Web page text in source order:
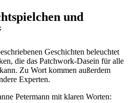
und
Geschichten beleuchtet
die das Patchwork-Dasein für alle
Zu Wort kommen außerdem
Experten.
Petermann mit klaren Worten: